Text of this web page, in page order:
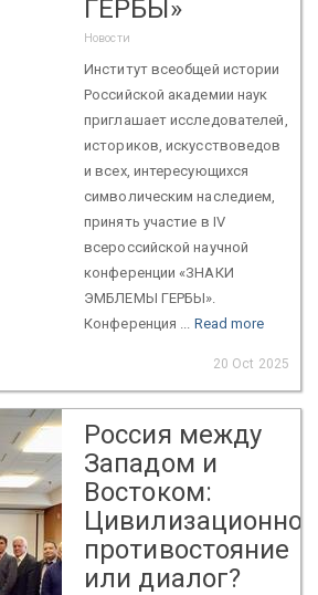
ГЕРБЫ»
Новости
Институт всеобщей истории
Российской академии наук
приглашает исследователей,
историков, искусствоведов
и всех, интересующихся
символическим наследием,
принять участие в IV
всероссийской научной
конференции «ЗНАКИ
ЭМБЛЕМЫ ГЕРБЫ».
Конференция ... Read more
20 Oct 2025
Россия между
Западом и
Востоком:
Цивилизационное
противостояние
или диалог?